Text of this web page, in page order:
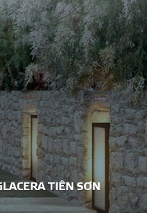
LIÊN HỆ - TƯ
TIÊN SƠN